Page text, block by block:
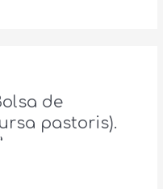
de
pastoris).